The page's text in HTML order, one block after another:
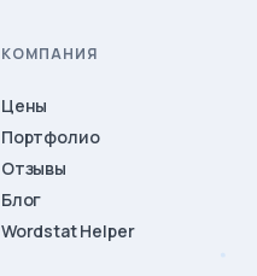
КОМПАНИЯ
Цены
Портфолио
Отзывы
Блог
Wordstat Helper